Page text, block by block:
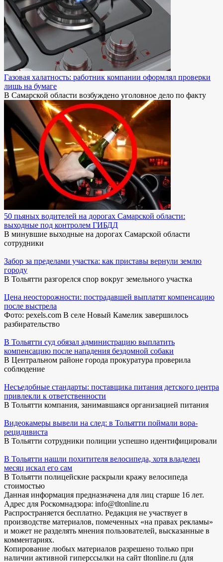
Газовая халатность: работник компании оформлял проверки
лишь на бумаге
В Самарской области возбуждено уголовное дело по факту
50 пьяных водителей на дорогах Самарской области:
выходные под контролем ГИБДД
В минувшие выходные на дорогах Самарской области
сотрудники
Забор за пределами участка: как приставы вернули землю
городу
В Тольятти разгорелся спор вокруг земельного участка
Цена неосторожности: пострадавшей выплатят компенсацию
после выстрела
Фото: pexels.com В селе Новый Камелик завершилось
разбирательство
В Тольятти суд обязал администрацию выплатить
компенсацию после нападения бездомной собаки
В Центральном районе города прокуратура проверила
соблюдение
Несъедобные стандарты: поставщика питания детского центра
привлекли к ответственности
В Тольятти компания, занимавшаяся организацией питания
Видеокамеры вывели на след: в Тольятти поймали вора-
рецидивиста
В Тольятти сотрудники полиции успешно идентифицировали
В Тольятти нашли похитителя велосипеда, хотя владелец
месяц искал его сам
В Тольятти полицейские раскрыли кражу велосипеда
стоимостью
Данная информация предназначена для лиц старше 16 лет.
Адрес для Роскомнадзора: info@tltonline.ru
Распространяется бесплатно. Редакция не участвует в
производстве материалов, помеченных «на правах рекламы»
и может не разделять мнения пользователей, высказанные в
комментариях.
Копирование любых материалов разрешено только при
наличии активной гиперссылки на сайт tltonline.ru (для